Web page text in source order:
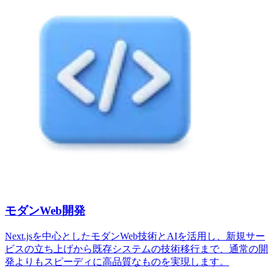
モダンWeb開発
Next.jsを中心としたモダンWeb技術とAIを活用し、新規サー
ビスの立ち上げから既存システムの技術移行まで、通常の開
発よりもスピーディに高品質なものを実現します。